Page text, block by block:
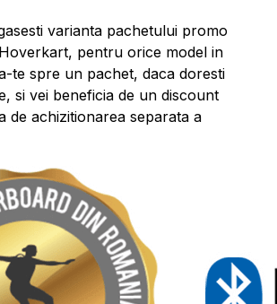
varianta pachetului promo
pentru orice model in
te spre un pachet, daca doresti
si vei beneficia de un discount
de achizitionarea separata a